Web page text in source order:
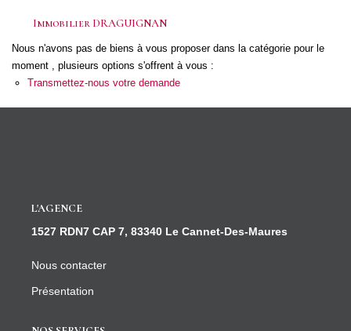
CONTACT
Immobilier DRAGUIGNAN
Nous n'avons pas de biens à vous proposer dans la catégorie pour le
moment , plusieurs options s'offrent à vous :
Transmettez-nous votre demande
L'AGENCE
1527 RDN7 CAP 7, 83340 Le Cannet-Des-Maures
Nous contacter
Présentation